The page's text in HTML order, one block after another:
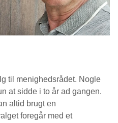
til menighedsrådet. Nogle
at sidde i to år ad gangen.
altid brugt en
foregår med et